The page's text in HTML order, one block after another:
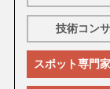
技術コン
スポット専門